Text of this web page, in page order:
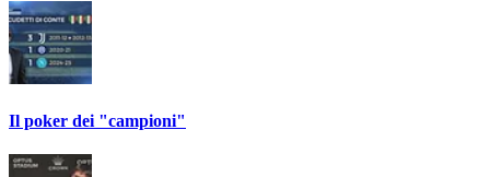
Il poker dei "campioni"